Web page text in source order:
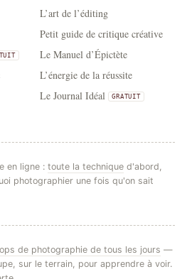
L’art de l’éditing
Petit guide de critique créative
Le Manuel d’Épictète
L’énergie de la réussite
Le Journal Idéal
GRATUIT
en ligne : toute la technique d'abord,
photographier une fois qu'on sait
de photographie de tous les jours —
sur le terrain, pour apprendre à voir.